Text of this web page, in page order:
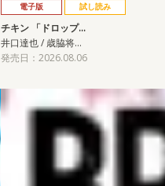
電子版 試し読み
チキン 「ドロップ…
井口達也 / 歳脇将…
発売日：2026.08.06